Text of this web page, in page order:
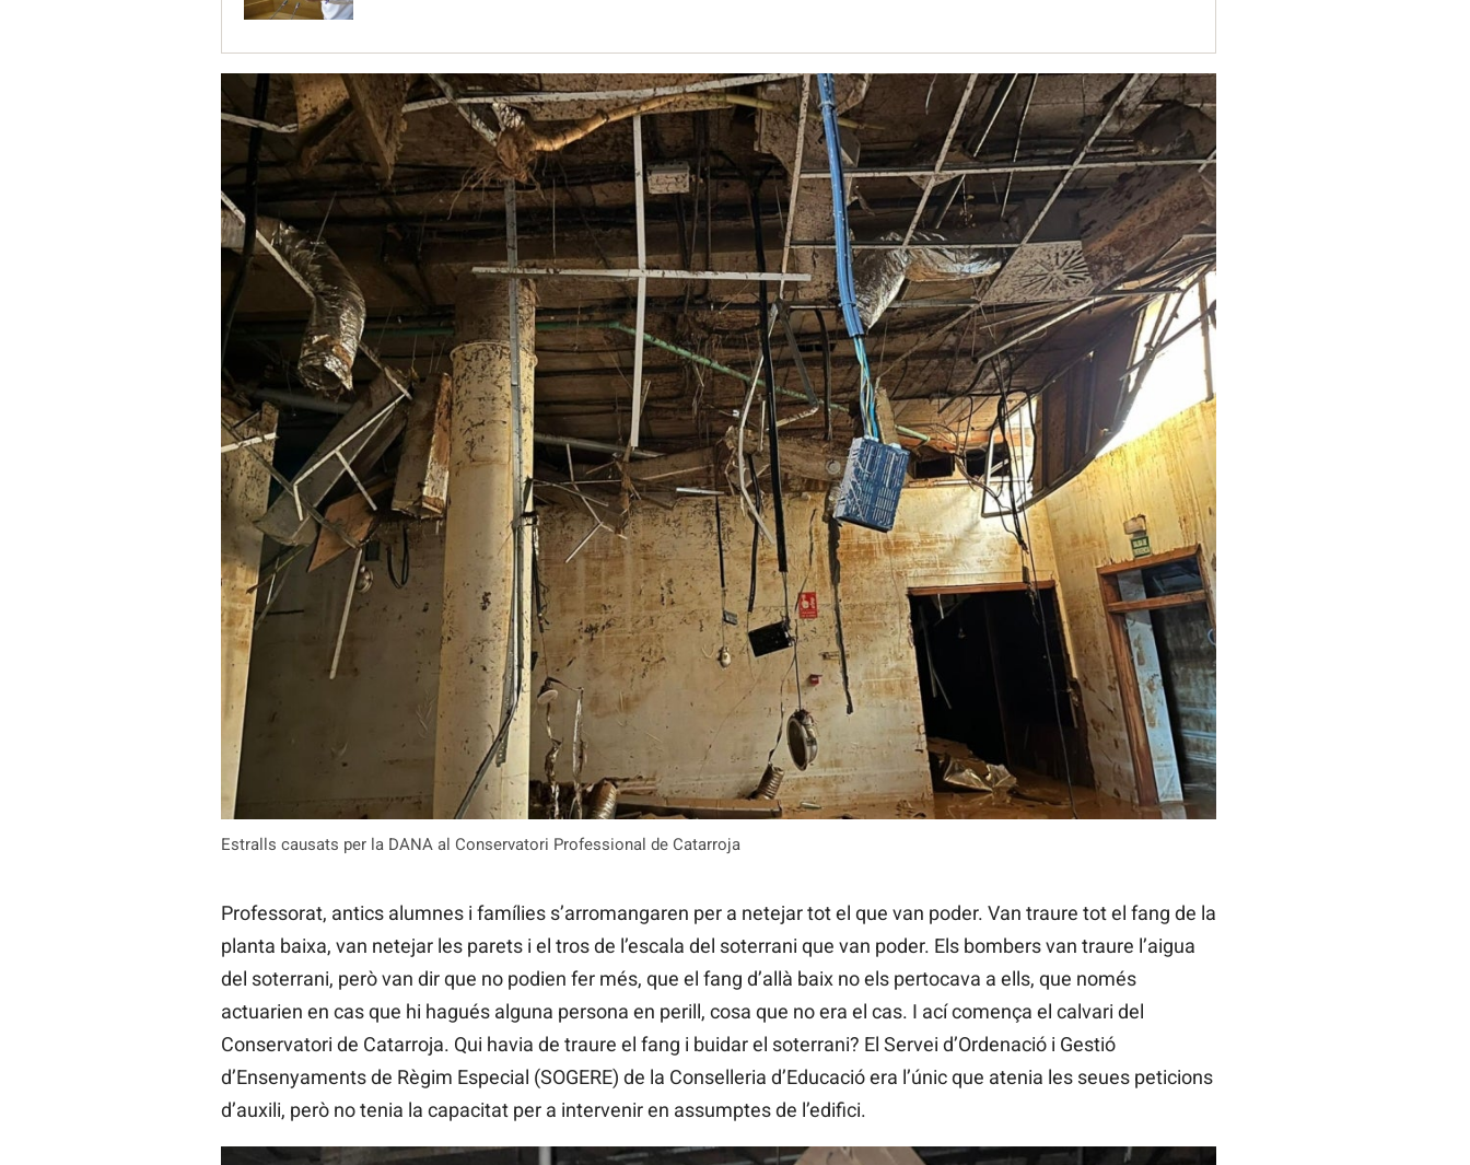
Estralls causats per la DANA al Conservatori Professional de Catarroja
Professorat, antics alumnes i famílies s’arromangaren per a netejar tot el que van poder. Van traure tot el fang de la
planta baixa, van netejar les parets i el tros de l’escala del soterrani que van poder. Els bombers van traure l’aigua
del soterrani, però van dir que no podien fer més, que el fang d’allà baix no els pertocava a ells, que només
actuarien en cas que hi hagués alguna persona en perill, cosa que no era el cas. I ací comença el calvari del
Conservatori de Catarroja. Qui havia de traure el fang i buidar el soterrani? El Servei d’Ordenació i Gestió
d’Ensenyaments de Règim Especial (SOGERE) de la Conselleria d’Educació era l’únic que atenia les seues peticions
d’auxili, però no tenia la capacitat per a intervenir en assumptes de l’edifici.